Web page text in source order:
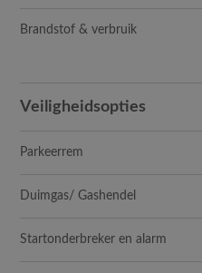
Brandstof & verbruik
Veiligheidsopties
Parkeerrem
Duimgas/ Gashendel
Startonderbreker en alarm